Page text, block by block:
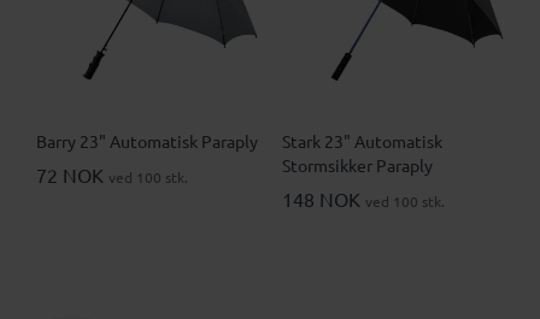
Barry 23" Automatisk Paraply
72 NOK ved 100 stk.
Stark 23" Automatisk
Stormsikker Paraply
148 NOK ved 100 stk.